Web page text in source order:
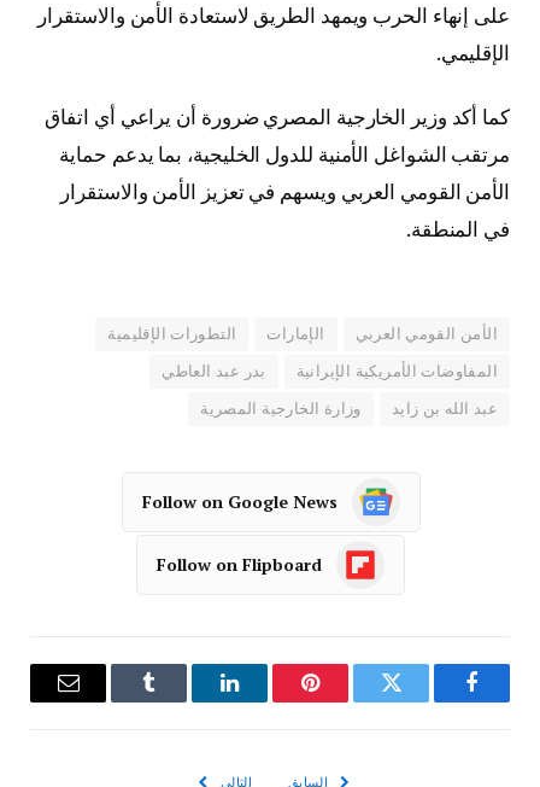
على إنهاء الحرب ويمهد الطريق لاستعادة الأمن والاستقرار
الإقليمي.
كما أكد وزير الخارجية المصري ضرورة أن يراعي أي اتفاق
مرتقب الشواغل الأمنية للدول الخليجية، بما يدعم حماية
الأمن القومي العربي ويسهم في تعزيز الأمن والاستقرار
في المنطقة.
الأمن القومي العربي الإمارات التطورات الإقليمية
المفاوضات الأمريكية الإيرانية بدر عبد العاطي
عبد الله بن زايد وزارة الخارجية المصرية
Follow on Google News
Follow on Flipboard
فيسبوك تويتر بينتيريستلينكدإن Tumblr
البريد
السابق التالي